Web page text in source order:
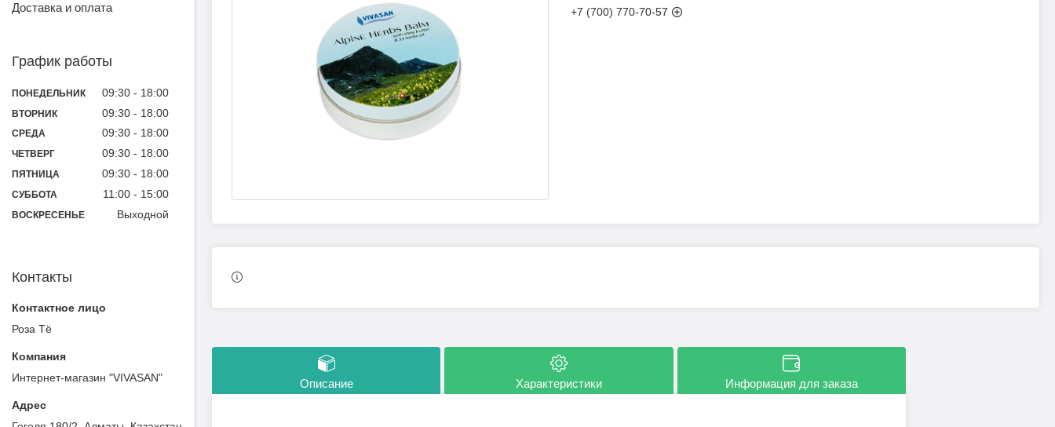
+7 (700) 770-70-57
Описание Характеристики Информация для заказа
Доставка и оплата
График работы
ПОНЕДЕЛЬНИК 09:30 18:00
ВТОРНИК 09:30 18:00
СРЕДА 09:30 18:00
ЧЕТВЕРГ 09:30 18:00
ПЯТНИЦА 09:30 18:00
СУББОТА 11:00 15:00
ВОСКРЕСЕНЬЕ Выходной
Контакты
Роза Тё
Интернет-магазин "VIVASAN"